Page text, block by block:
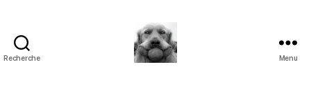
Recherche Menu